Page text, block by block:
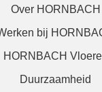
Over HORNBACH
bij
HORNBACH
Duurzaamheid